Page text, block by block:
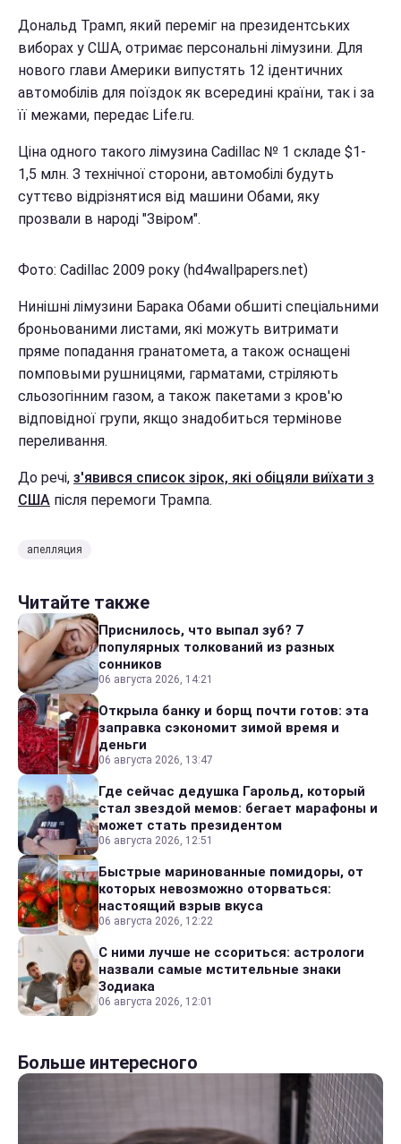
Дональд Трамп, який переміг на президентських
виборах у США, отримає персональні лімузини. Для
нового глави Америки випустять 12 ідентичних
автомобілів для поїздок як всередині країни, так і за
її межами, передає Life.ru.
Ціна одного такого лімузина Cadillac № 1 складе $1-
1,5 млн. З технічної сторони, автомобілі будуть
суттєво відрізнятися від машини Обами, яку
прозвали в народі "Звіром".
Фото: Cadillac 2009 року (hd4wallpapers.net)
Нинішні лімузини Барака Обами обшиті спеціальними
броньованими листами, які можуть витримати
пряме попадання гранатомета, а також оснащені
помповыми рушницями, гарматами, стріляють
сльозогінним газом, а також пакетами з кров'ю
відповідної групи, якщо знадобиться термінове
переливання.
До речі, з'явився список зірок, які обіцяли виїхати з
США після перемоги Трампа.
апелляция
Читайте также
Приснилось, что выпал зуб? 7
популярных толкований из разных
сонников
06 августа 2026, 14:21
Открыла банку и борщ почти готов: эта
заправка сэкономит зимой время и
деньги
06 августа 2026, 13:47
Где сейчас дедушка Гарольд, который
стал звездой мемов: бегает марафоны и
может стать президентом
06 августа 2026, 12:51
Быстрые маринованные помидоры, от
которых невозможно оторваться:
настоящий взрыв вкуса
06 августа 2026, 12:22
С ними лучше не ссориться: астрологи
назвали самые мстительные знаки
Зодиака
06 августа 2026, 12:01
Больше интересного